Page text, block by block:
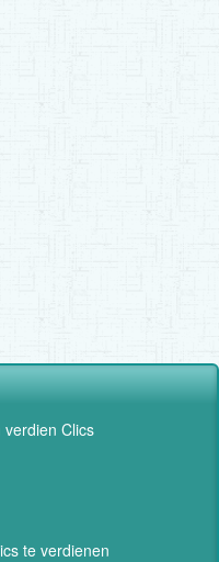
Clics
te verdienen